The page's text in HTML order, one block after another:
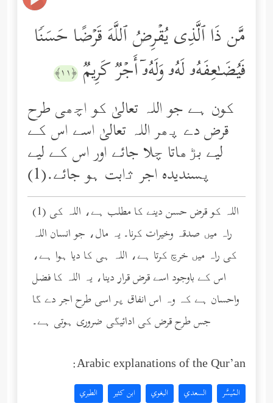
مَّن ذَا ٱلَّذِی یُقۡرِضُ ٱللَّهَ قَرۡضًا حَسَنࣰا
فَیُضَـٰعِفَهُۥ لَهُۥ وَلَهُۥۤ أَجۡرࣱ كَرِیمࣱ ﴿١١﴾
کون ہے جو اللہ تعالیٰ کو اچھی طرح
قرض دے پھر اللہ تعالیٰ اسے اس کے
لیے بڑھاتا چلا جائے اور اس کے لیے
پسندیده اجر ﺛابت ہو جائے.(1)
(1) اللہ کو قرض حسن دینے کا مطلب ہے، اللہ کی
راہ میں صدقہ وخیرات کرنا۔ یہ مال، جو انسان اللہ
کی راہ میں خرچ کرتا ہے، اللہ ہی کا دیا ہوا ہے،
اس کے باوجود اسے قرض قرار دینا، یہ اللہ کا فضل
واحسان ہے کہ وہ اس انفاق پر اسی طرح اجر دے گا
جس طرح قرض کی ادائیگی ضروری ہوتی ہے۔
Arabic explanations of the Qur’an:
المُيسَّر السعدي البغوي ابن كثير الطبري